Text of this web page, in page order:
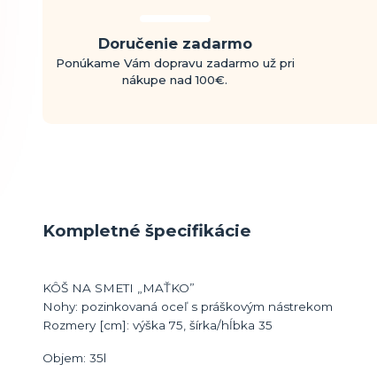
Doručenie zadarmo
Ponúkame Vám dopravu zadarmo už pri
nákupe nad 100€.
Kompletné špecifikácie
KÔŠ NA SMETI „MAŤKO”
Nohy: pozinkovaná oceľ s práškovým nástrekom
Rozmery [cm]: výška 75, šírka/hĺbka 35
Objem: 35l